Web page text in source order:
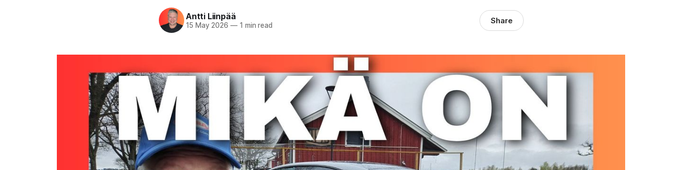
Antti Liinpää
15 May 2026 —1 min read Share